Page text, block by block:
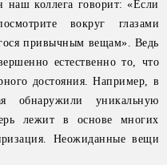
наш коллега говорит: «Если
вокруг глазами
привычным вещам». Ведь
естественно то, что
достояния. Например, в
обнаружили уникальную
лежит в основе многих
Неожиданные вещи